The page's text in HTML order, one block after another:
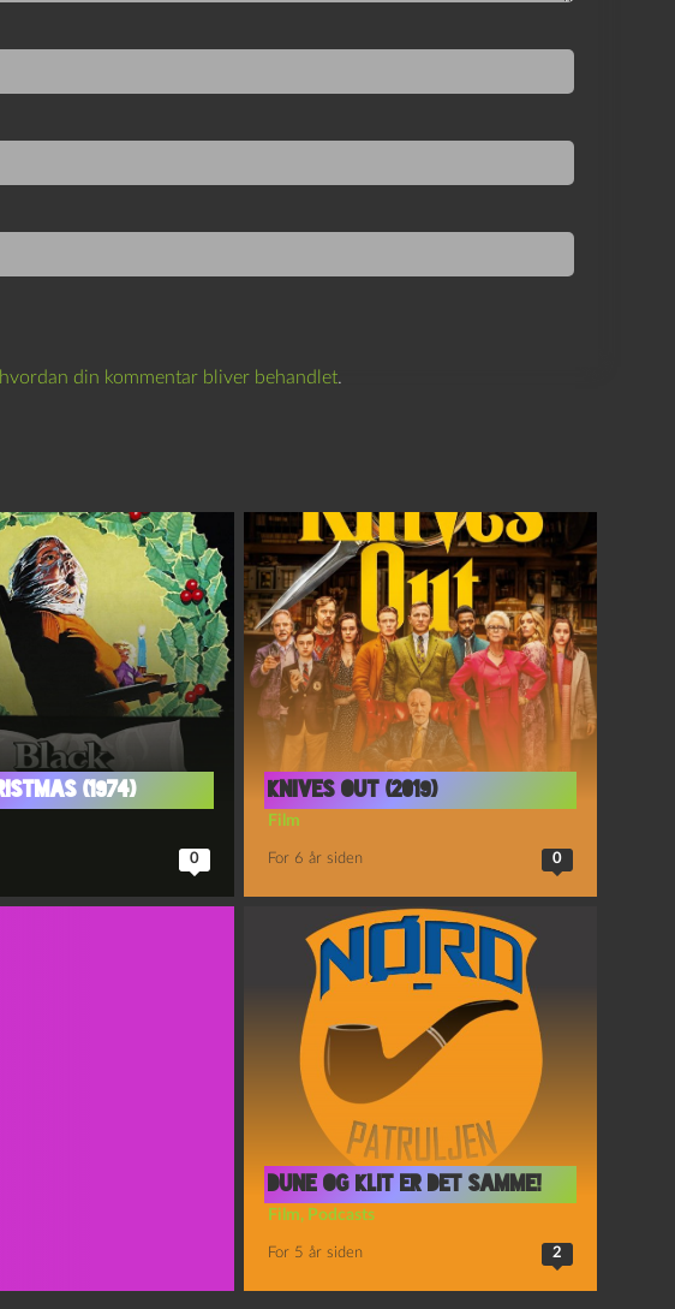
hvordan din kommentar bliver behandlet.
(1974)
0
Knives Out (2019)
Film
For 6 år siden 0
Dune og Klit er det samme!
Film, Podcasts
For 5 år siden 2